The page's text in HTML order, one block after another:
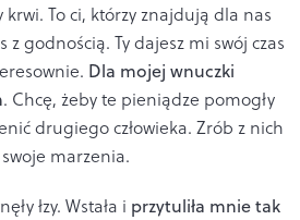
krwi. To ci, którzy znajdują dla nas
z godnością. Ty dajesz mi swój czas
Dla mojej wnuczki
. Chcę, żeby te pieniądze pomogły
drugiego człowieka. Zrób z nich
marzenia.
łzy. Wstała i przytuliła mnie tak